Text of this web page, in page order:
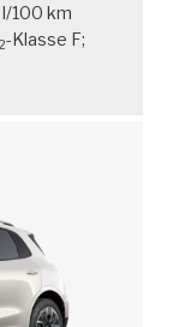
100 km
2-Klasse F;